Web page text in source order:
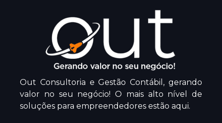
Out Consultoria e Gestão Contábil, gerando
valor no seu negócio! O mais alto nível de
soluções para empreendedores estão aqui.